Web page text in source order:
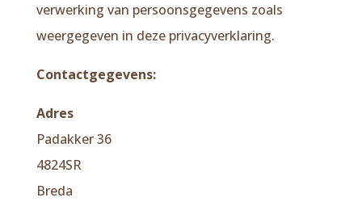
verwerking van persoonsgegevens zoals
weergegeven in deze privacyverklaring.
Contactgegevens:
Adres
Padakker 36
4824SR
Breda